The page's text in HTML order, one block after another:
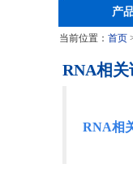
产
当前位置： 首页
RNA相关
RNA相